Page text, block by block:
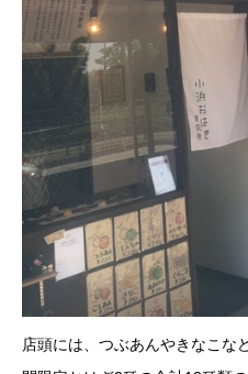
店頭には、つぶあんやきなこな